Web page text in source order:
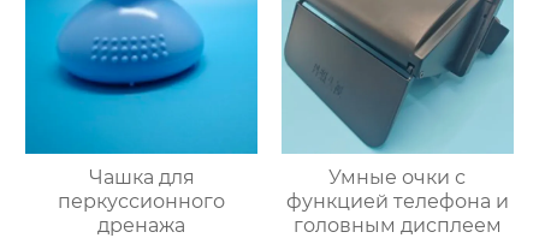
Чашка для
перкуссионного
дренажа
Умные очки с
функцией телефона и
головным дисплеем